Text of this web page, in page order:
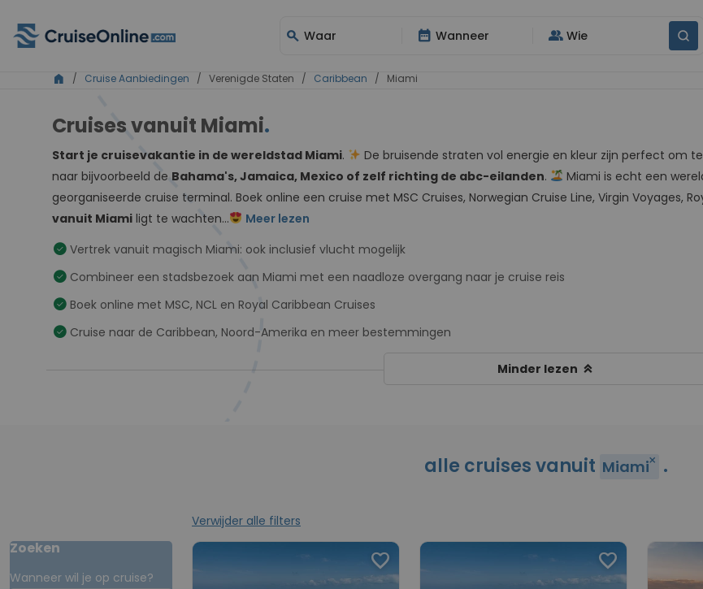
search Waar date_range Wanneer group Wie
home / Cruise Aanbiedingen / Verenigde Staten / Caribbean / Miami
Cruises vanuit Miami.
Start je cruisevakantie in de wereldstad Miami.
De bruisende straten vol energie en kleur zijn perfect om
naar bijvoorbeeld de Bahama's, Jamaica, Mexico of zelf richting de abc-eilanden.
Miami is echt een
georganiseerde cruise terminal. Boek online een cruise met MSC Cruises, Norwegian Cruise Line, Virgin Voyages,
vanuit Miami ligt te wachten... Meer lezen
check_circle Vertrek vanuit magisch Miami: ook inclusief vlucht mogelijk
check_circle Combineer een stadsbezoek aan Miami met een naadloze overgang naar je cruise reis
check_circle Boek online met MSC, NCL en Royal Caribbean Cruises
check_circle Cruise naar de Caribbean, Noord-Amerika en meer bestemmingen
Minder lezen keyboard_double_arrow_up
alle cruises vanuit Miamiclose .
Verwijder alle filters
Zoeken
Wanneer wil je op cruise?
favorite favorite